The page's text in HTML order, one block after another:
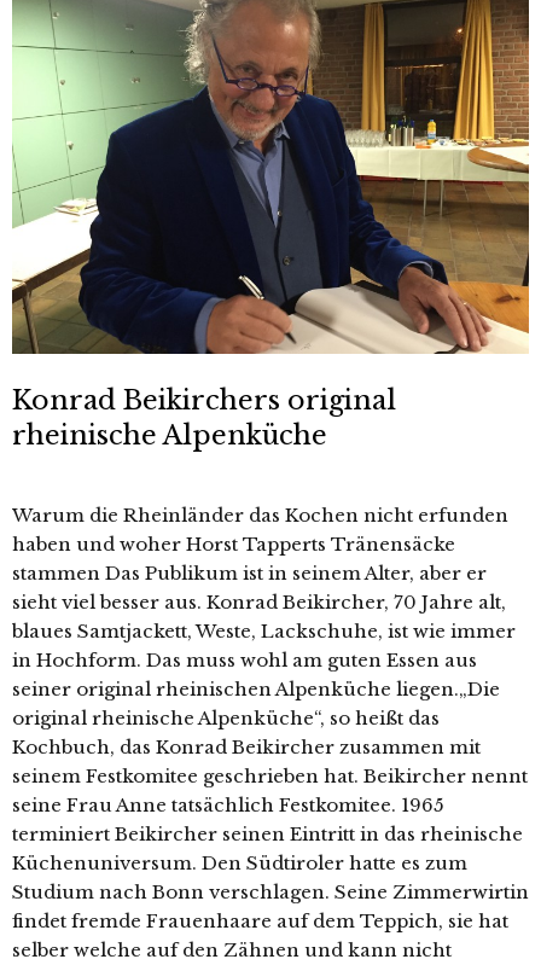
Konrad Beikirchers original
rheinische Alpenküche
Warum die Rheinländer das Kochen nicht erfunden
haben und woher Horst Tapperts Tränensäcke
stammen Das Publikum ist in seinem Alter, aber er
sieht viel besser aus. Konrad Beikircher, 70 Jahre alt,
blaues Samtjackett, Weste, Lackschuhe, ist wie immer
in Hochform. Das muss wohl am guten Essen aus
seiner original rheinischen Alpenküche liegen.„Die
original rheinische Alpenküche“, so heißt das
Kochbuch, das Konrad Beikircher zusammen mit
seinem Festkomitee geschrieben hat. Beikircher nennt
seine Frau Anne tatsächlich Festkomitee. 1965
terminiert Beikircher seinen Eintritt in das rheinische
Küchenuniversum. Den Südtiroler hatte es zum
Studium nach Bonn verschlagen. Seine Zimmerwirtin
findet fremde Frauenhaare auf dem Teppich, sie hat
selber welche auf den Zähnen und kann nicht